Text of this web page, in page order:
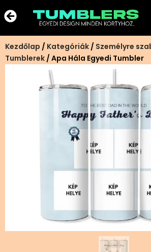
a
tartalomra
Kezdőlap / Kategóriák / Személyre
Tumblerek / Apa Hála Egyedi Tumbler